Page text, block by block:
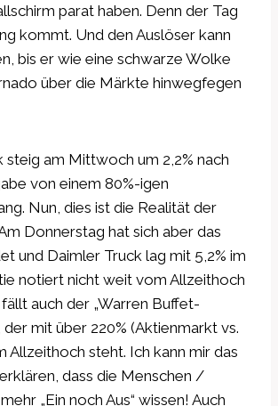
parat haben. Denn der Tag
kommt. Und den Auslöser kann
bis er wie eine schwarze Wolke
über die Märkte hinwegfegen
steig am Mittwoch um 2,2% nach
von einem 80%-igen
Nun, dies ist die Realität der
Donnerstag hat sich aber das
und Daimler Truck lag mit 5,2% im
notiert nicht weit vom Allzeithoch
auch der „Warren Buffet-
der mit über 220% (Aktienmarkt vs.
Allzeithoch steht. Ich kann mir das
dass die Menschen /
„Ein noch Aus“ wissen! Auch